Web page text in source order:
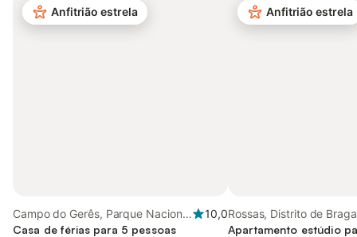
Anfitrião estrela
Campo do Gerês, Parque Nacional
da Peneda-Gerês
10,0
Casa de férias para 5 pessoas
Anfitrião estrela
Rossas, Distrito de Braga
Apartamento estúdio